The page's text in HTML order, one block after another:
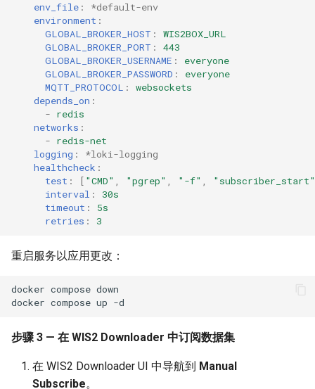
env_file :
*default-env
environment :
GLOBAL_BROKER_HOST :
WIS2BOX_URL
GLOBAL_BROKER_PORT :
443
GLOBAL_BROKER_USERNAME :
everyone
GLOBAL_BROKER_PASSWORD :
everyone
MQTT_PROTOCOL :
websockets
depends_on :
- redis
networks :
- redis-net
logging :
*loki-logging
healthcheck :
test : [ "CMD" , "pgrep" , "-f" ,
"subscriber_start"
interval :
30s
timeout :
5s
retries : 3
重启服务以应用更改：
docker compose down
docker compose up
步骤 3 — 在 WIS2 Downloader 中订阅数据集
在 WIS2 Downloader UI 中导航到 Manual
Subscribe。